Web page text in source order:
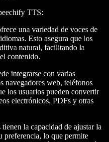
TTS:
una variedad de voces de
Esto asegura que los
natural, facilitando la
contenido.
integrarse con varias
navegadores web, teléfonos
los usuarios pueden convertir
electrónicos, PDFs y otras
la capacidad de ajustar la
preferencia, lo que permite